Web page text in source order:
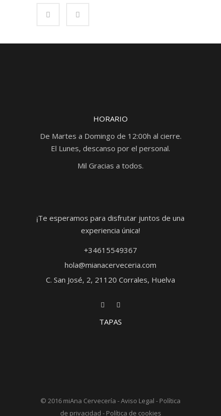
HORARIO
De Martes a Domingo de 12:00h al cierre.
El Lunes, descanso por el personal.
Mil Gracias a todos.
¡Te esperamos para disfrutar juntos de una
experiencia única!
+34615549367
hola@mianacerveceria.com
C. San José, 2, 21120 Corrales, Huelva
TAPAS
© 2016 miAna Cervecería -Aviso Legal - Política
de privacidad - Política de cookies